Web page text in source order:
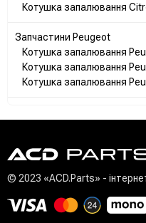
Котушка запалювання
Запчастини Peugeot
Котушка запалювання
Котушка запалювання
Котушка запалювання
© 2023 «ACD.Parts» -